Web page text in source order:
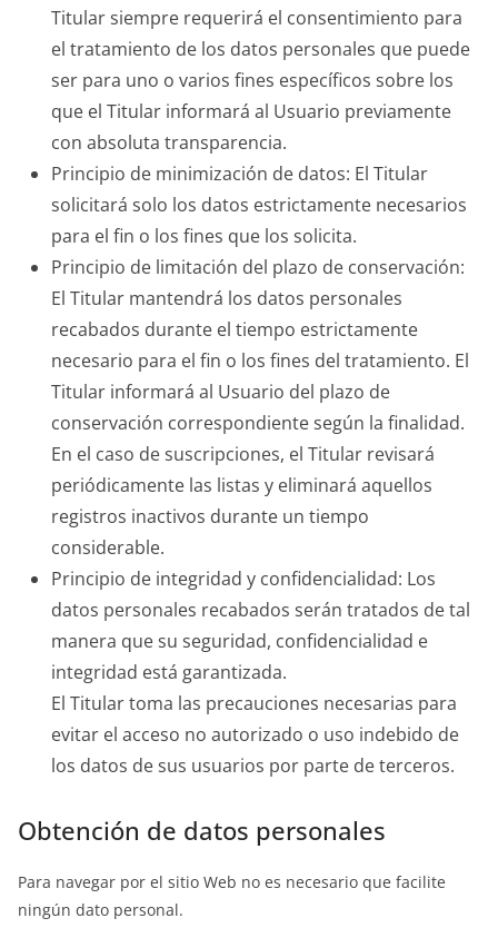
Titular siempre requerirá el consentimiento para
el tratamiento de los datos personales que puede
ser para uno o varios fines específicos sobre los
que el Titular informará al Usuario previamente
con absoluta transparencia.
Principio de minimización de datos: El Titular
solicitará solo los datos estrictamente necesarios
para el fin o los fines que los solicita.
Principio de limitación del plazo de conservación:
El Titular mantendrá los datos personales
recabados durante el tiempo estrictamente
necesario para el fin o los fines del tratamiento. El
Titular informará al Usuario del plazo de
conservación correspondiente según la finalidad.
En el caso de suscripciones, el Titular revisará
periódicamente las listas y eliminará aquellos
registros inactivos durante un tiempo
considerable.
Principio de integridad y confidencialidad: Los
datos personales recabados serán tratados de tal
manera que su seguridad, confidencialidad e
integridad está garantizada.
El Titular toma las precauciones necesarias para
evitar el acceso no autorizado o uso indebido de
los datos de sus usuarios por parte de terceros.
Obtención de datos personales
Para navegar por el sitio Web no es necesario que facilite
ningún dato personal.